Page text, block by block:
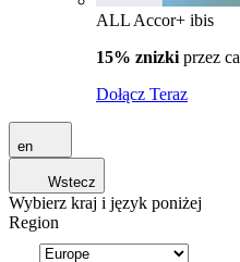
ALL Accor+ ibis
15% znizki przez
Dołącz Teraz
en
Wstecz
Wybierz kraj i język poniżej
Region